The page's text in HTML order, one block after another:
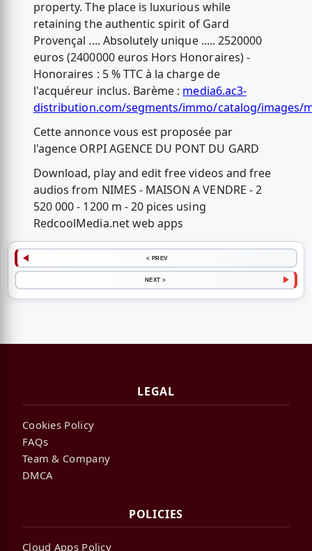
property. The place is luxurious while
retaining the authentic spirit of Gard
Provençal .... Absolutely unique ..... 2520000
euros (2400000 euros Hors Honoraires) -
Honoraires : 5 % TTC à la charge de
l'acquéreur inclus. Barème : media6.ac3-
distribution.com/segments/immo/catalog/images/
Cette annonce vous est proposée par
l'agence ORPI AGENCE DU PONT DU GARD
Download, play and edit free videos and free
audios from NIMES - MAISON A VENDRE - 2
520 000 - 1200 m - 20 pices using
RedcoolMedia.net web apps
< PREV
NEXT >
LEGAL
Cookies Policy
FAQs
Team & Company
DMCA
POLICIES
Cloud Apps Policy